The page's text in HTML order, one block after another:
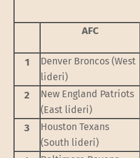
AFC
1
Denver Broncos (West
lideri)
2
New England Patriots
(East lideri)
3
Houston Texans
(South lideri)